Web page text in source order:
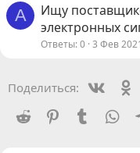
A
Ищу
электронных
Ответы 0 3 Фев
Поделиться:
Reddit
PinterestTumblr